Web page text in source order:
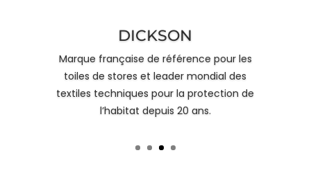
SOMFY
Groupe français reconnu dans le monde
pour leurs solutions de motorisation,
programmes domotiques et systèmes
d’alarme.